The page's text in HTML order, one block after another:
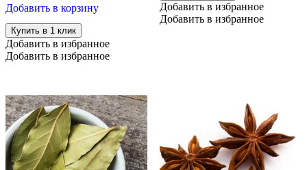
салатов
(смесь
семян
подсолнечника,
тыквы,
и
черного),
100
гр
Добавить в корзину
Купить в 1 клик
Добавить в избранное
Добавить в избранное
Добавить в избранное
Добавить в избранное